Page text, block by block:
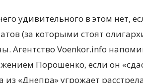
удивительного в этом нет,
(за которыми стоят
Агентство Voenkor.info
Порошенко, если он
из «Днепра» угрожает